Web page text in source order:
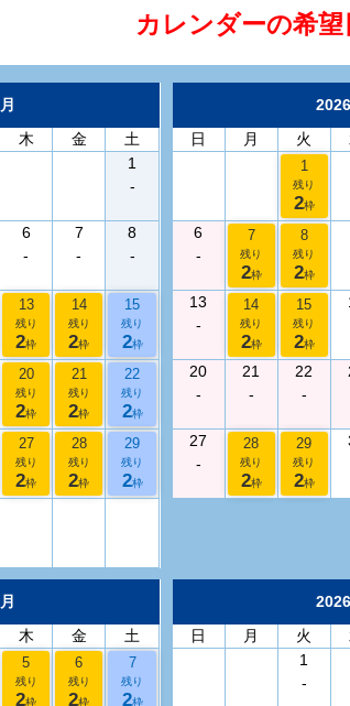
カレンダーの希
木 金
土
1
-
6
-
7
-
8
-
13
残り
2枠
14
残り
2枠
15
残り
2枠
20
残り
2枠
21
残り
2枠
22
残り
2枠
27
残り
2枠
28
残り
2枠
29
残り
2枠
日
月 火
1
残り
2枠
6
-
7
残り
2枠
8
残り
2枠
13
-
14
残り
2枠
15
残り
2枠
20
-
21
-
22
-
27
-
28
残り
2枠
29
残り
2枠
木 金
土
5
残り
2枠
6
残り
2枠
7
残り
2枠
日
月 火
1
-